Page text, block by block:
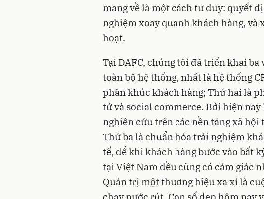
mang về là một cách tư duy: quyết
nghiệm xoay quanh khách hàng, và
hoạt.
Tại DAFC, chúng tôi đã triển khai
toàn bộ hệ thống, nhất là hệ thống
phân khúc khách hàng; Thứ hai là
tử và social commerce. Bởi hiện
nghiên cứu trên các nền tảng xã
Thứ ba là chuẩn hóa trải nghiệm
tế, để khi khách hàng bước vào bất
tại Việt Nam đều cũng có cảm giác
Quản trị một thương hiệu xa xỉ là
chạy nước rút. Con số đẹp hôm nay